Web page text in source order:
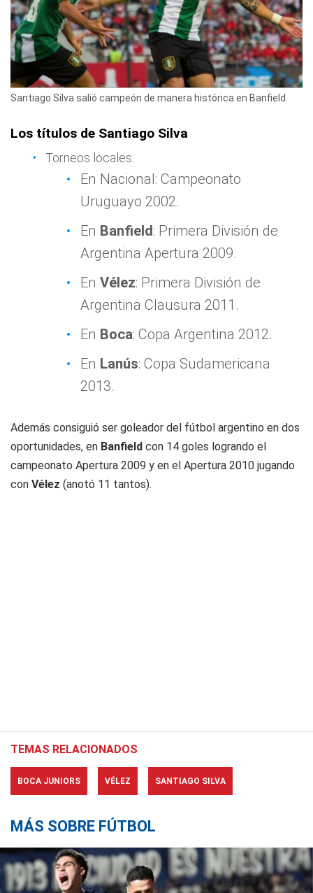
Santiago Silva salió campeón de manera histórica en Banfield.
Los títulos de Santiago Silva
Torneos locales:
En Nacional: Campeonato
Uruguayo 2002.
En Banfield: Primera División de
Argentina Apertura 2009.
En Vélez: Primera División de
Argentina Clausura 2011.
En Boca: Copa Argentina 2012.
En Lanús: Copa Sudamericana
2013.
Además consiguió ser goleador del fútbol argentino en dos
oportunidades, en Banfield con 14 goles logrando el
campeonato Apertura 2009 y en el Apertura 2010 jugando
con Vélez (anotó 11 tantos).
TEMAS RELACIONADOS
BOCA JUNIORS VÉLEZ SANTIAGO SILVA
MÁS SOBRE FÚTBOL